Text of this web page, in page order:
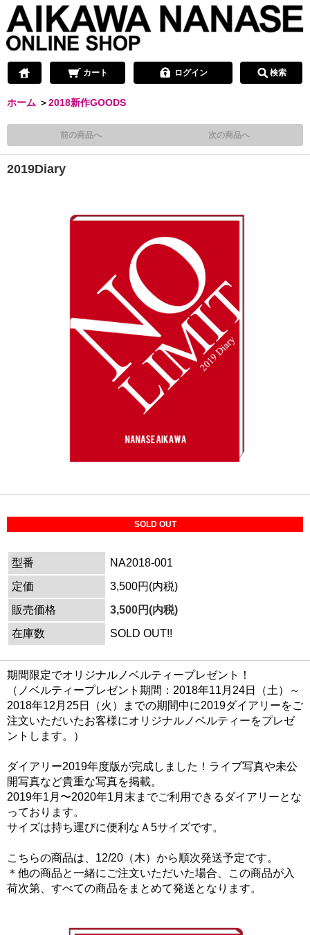
カート ログイン 検索
ホーム ＞2018新作GOODS
前の商品へ 次の商品へ
2019Diary
SOLD OUT
型番
NA2018-001
定価
3,500円(内税)
販売価格
3,500円(内税)
在庫数
SOLD OUT!!
期間限定でオリジナルノベルティープレゼント！
（ノベルティープレゼント期間：2018年11月24日（土）～
2018年12月25日（火）までの期間中に2019ダイアリーをご
注文いただいたお客様にオリジナルノベルティーをプレゼ
ントします。）
ダイアリー2019年度版が完成しました！ライブ写真や未公
開写真など貴重な写真を掲載。
2019年1月〜2020年1月末までご利用できるダイアリーとな
っております。
サイズは持ち運びに便利なＡ5サイズです。
こちらの商品は、12/20（木）から順次発送予定です。
＊他の商品と一緒にご注文いただいた場合、この商品が入
荷次第、すべての商品をまとめて発送となります。